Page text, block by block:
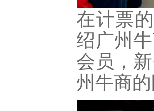
在计票
绍广州
会员，
州牛商